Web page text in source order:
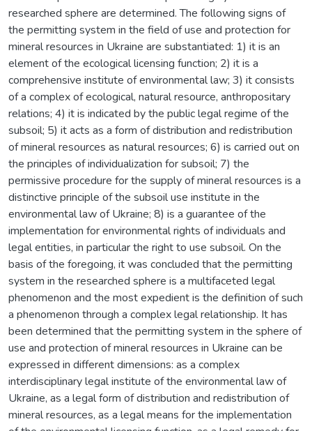
researched sphere are determined. The following signs of
the permitting system in the field of use and protection for
mineral resources in Ukraine are substantiated: 1) it is an
element of the ecological licensing function; 2) it is a
comprehensive institute of environmental law; 3) it consists
of a complex of ecological, natural resource, anthropositary
relations; 4) it is indicated by the public legal regime of the
subsoil; 5) it acts as a form of distribution and redistribution
of mineral resources as natural resources; 6) is carried out on
the principles of individualization for subsoil; 7) the
permissive procedure for the supply of mineral resources is a
distinctive principle of the subsoil use institute in the
environmental law of Ukraine; 8) is a guarantee of the
implementation for environmental rights of individuals and
legal entities, in particular the right to use subsoil. On the
basis of the foregoing, it was concluded that the permitting
system in the researched sphere is a multifaceted legal
phenomenon and the most expedient is the definition of such
a phenomenon through a complex legal relationship. It has
been determined that the permitting system in the sphere of
use and protection of mineral resources in Ukraine can be
expressed in different dimensions: as a complex
interdisciplinary legal institute of the environmental law of
Ukraine, as a legal form of distribution and redistribution of
mineral resources, as a legal means for the implementation